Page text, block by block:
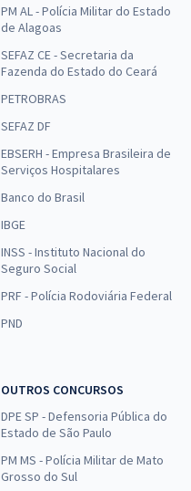
PM AL - Polícia Militar do Estado
de Alagoas
SEFAZ CE - Secretaria da
Fazenda do Estado do Ceará
PETROBRAS
SEFAZ DF
EBSERH - Empresa Brasileira de
Serviços Hospitalares
Banco do Brasil
IBGE
INSS - Instituto Nacional do
Seguro Social
PRF - Polícia Rodoviária Federal
PND
OUTROS CONCURSOS
DPE SP - Defensoria Pública do
Estado de São Paulo
PM MS - Polícia Militar de Mato
Grosso do Sul